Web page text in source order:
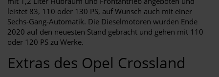
leistet 83, 110 oder 130 PS, auf Wunsch auch mit einer
Sechs-Gang-Automatik. Die Dieselmotoren wurden Ende
2020 auf den neuesten Stand gebracht und gehen mit 110
oder 120 PS zu Werke.
Extras des Opel Crossland